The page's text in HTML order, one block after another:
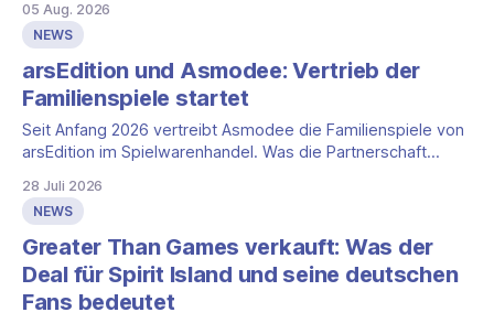
Prozent auf 422,1 Millionen Euro. Getragen wird das
Wachstum weiter von den Sammelkartenspielen, doch
erstmals seit Monaten zeigt auch das klassische
Brettspielgeschäft wieder
05 Aug. 2026
NEWS
arsEdition und Asmodee: Vertrieb der
Familienspiele startet
Seit Anfang 2026 vertreibt Asmodee die Familienspiele von
arsEdition im Spielwarenhandel. Was die Partnerschaft
28 Juli 2026
NEWS
Greater Than Games verkauft: Was der
Deal für Spirit Island und seine deutschen
Fans bedeutet